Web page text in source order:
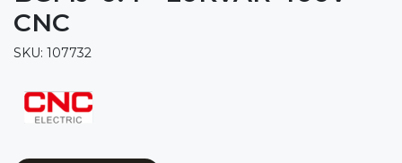
CNC
SKU: 107732